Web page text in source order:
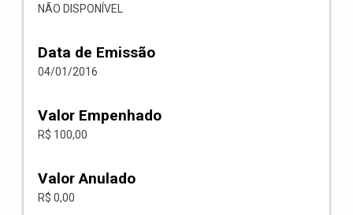
NÃO DISPONÍVEL
Data de Emissão
04/01/2016
Valor Empenhado
R$ 100,00
Valor Anulado
R$ 0,00